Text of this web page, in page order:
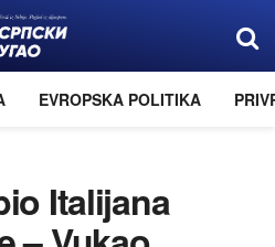
EVROPSKA POLITIKA
Italijana